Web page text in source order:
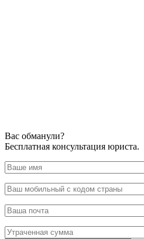
Вас обманули?
Бесплатная консультация юриста.